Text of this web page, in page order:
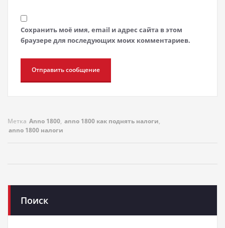
Сохранить моё имя, email и адрес сайта в этом
браузере для последующих моих комментариев.
Метка Anno 1800, anno 1800 как поднять налоги,
anno 1800 налоги
Поиск